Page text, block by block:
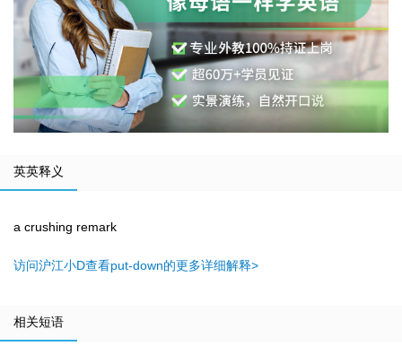
英英释义
a crushing remark
访问沪江小D查看put-down的更多详细解释>
相关短语